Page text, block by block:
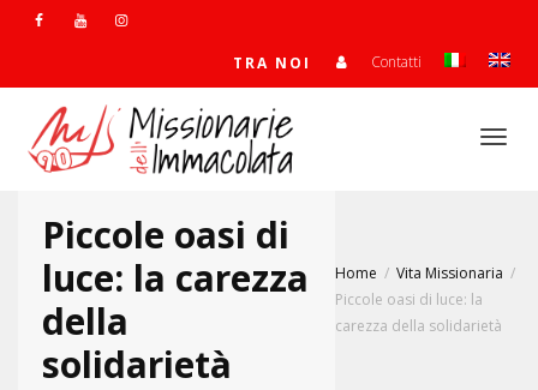
TRA NOI Contatti
Piccole oasi di
luce: la carezza
della
solidarietà
Home
Vita Missionaria
Piccole oasi di luce: la
carezza della solidarietà